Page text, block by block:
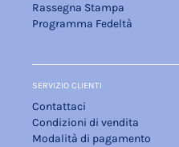
Rassegna Stampa
Programma Fedeltà
SERVIZIO CLIENTI
Contattaci
Condizioni di vendita
Modalità di pagamento